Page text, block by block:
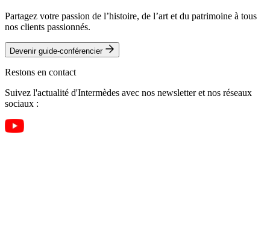
Partagez votre passion de l’histoire, de l’art et du patrimoine à tous
nos clients passionnés.
Devenir guide-conférencier
Restons en contact
Suivez l'actualité d'Intermèdes avec nos newsletter et nos réseaux
sociaux :